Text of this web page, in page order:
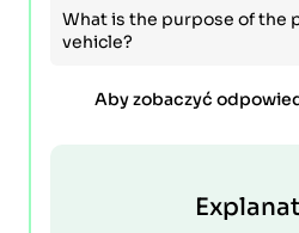
What is the purpose of the
vehicle?
Aby zobaczyć